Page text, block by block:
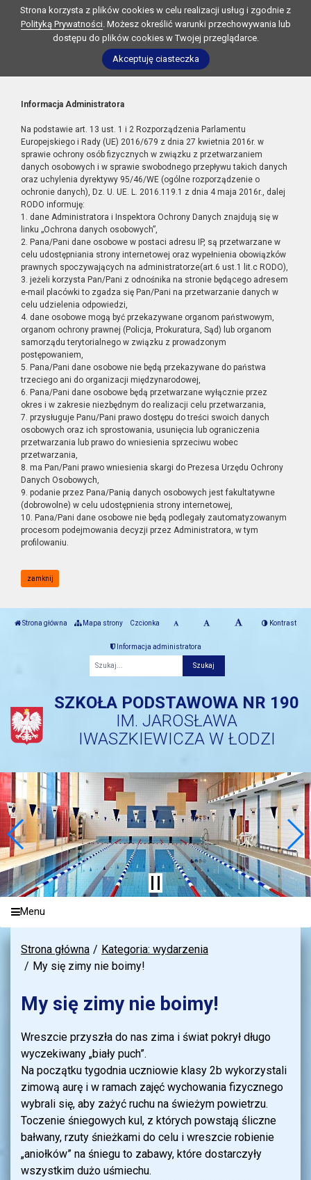
Strona korzysta z plików cookies w celu realizacji usług i zgodnie z
Polityką Prywatności. Możesz określić warunki przechowywania lub
dostępu do plików cookies w Twojej przeglądarce.
Akceptuję ciasteczka
Informacja Administratora
Na podstawie art. 13 ust. 1 i 2 Rozporządzenia Parlamentu
Europejskiego i Rady (UE) 2016/679 z dnia 27 kwietnia 2016r. w
sprawie ochrony osób fizycznych w związku z przetwarzaniem
danych osobowych i w sprawie swobodnego przepływu takich danych
oraz uchylenia dyrektywy 95/46/WE (ogólne rozporządzenie o
ochronie danych), Dz. U. UE. L. 2016.119.1 z dnia 4 maja 2016r., dalej
RODO informuję:
1. dane Administratora i Inspektora Ochrony Danych znajdują się w
linku „Ochrona danych osobowych”,
2. Pana/Pani dane osobowe w postaci adresu IP, są przetwarzane w
celu udostępniania strony internetowej oraz wypełnienia obowiązków
prawnych spoczywających na administratorze(art.6 ust.1 lit.c RODO),
3. jeżeli korzysta Pan/Pani z odnośnika na stronie będącego adresem
e-mail placówki to zgadza się Pan/Pani na przetwarzanie danych w
celu udzielenia odpowiedzi,
4. dane osobowe mogą być przekazywane organom państwowym,
organom ochrony prawnej (Policja, Prokuratura, Sąd) lub organom
samorządu terytorialnego w związku z prowadzonym
postępowaniem,
5. Pana/Pani dane osobowe nie będą przekazywane do państwa
trzeciego ani do organizacji międzynarodowej,
6. Pana/Pani dane osobowe będą przetwarzane wyłącznie przez
okres i w zakresie niezbędnym do realizacji celu przetwarzania,
7. przysługuje Panu/Pani prawo dostępu do treści swoich danych
osobowych oraz ich sprostowania, usunięcia lub ograniczenia
przetwarzania lub prawo do wniesienia sprzeciwu wobec
przetwarzania,
8. ma Pan/Pani prawo wniesienia skargi do Prezesa Urzędu Ochrony
Danych Osobowych,
9. podanie przez Pana/Panią danych osobowych jest fakultatywne
(dobrowolne) w celu udostępnienia strony internetowej,
10. Pana/Pani dane osobowe nie będą podlegały zautomatyzowanym
procesom podejmowania decyzji przez Administratora, w tym
profilowaniu.
zamknij
Strona główna Mapa strony Czcionka Kontrast
Informacja administratora
SZKOŁA PODSTAWOWA NR 190
IM. JAROSŁAWA
IWASZKIEWICZA W ŁODZI
Menu
Strona główna
Kategoria: wydarzenia
My się zimy nie boimy!
My się zimy nie boimy!
Wreszcie przyszła do nas zima i świat pokrył długo
wyczekiwany „biały puch”.
Na początku tygodnia uczniowie klasy 2b wykorzystali
zimową aurę i w ramach zajęć wychowania fizycznego
wybrali się, aby zażyć ruchu na świeżym powietrzu.
Toczenie śniegowych kul, z których powstają śliczne
bałwany, rzuty śnieżkami do celu i wreszcie robienie
„aniołków” na śniegu to zabawy, które dostarczyły
wszystkim dużo uśmiechu.